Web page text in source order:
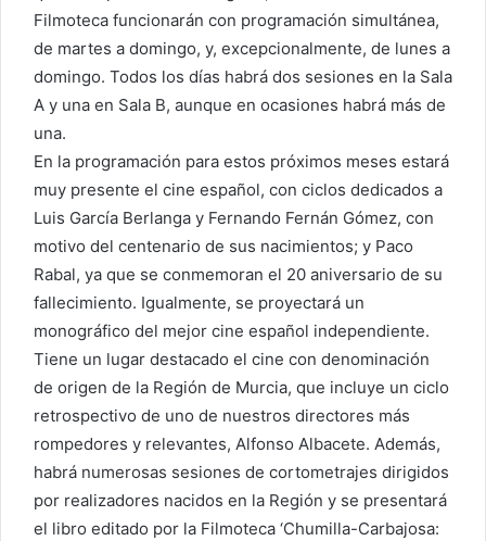
Filmoteca funcionarán con programación simultánea,
de martes a domingo, y, excepcionalmente, de lunes a
domingo. Todos los días habrá dos sesiones en la Sala
A y una en Sala B, aunque en ocasiones habrá más de
una.
En la programación para estos próximos meses estará
muy presente el cine español, con ciclos dedicados a
Luis García Berlanga y Fernando Fernán Gómez, con
motivo del centenario de sus nacimientos; y Paco
Rabal, ya que se conmemoran el 20 aniversario de su
fallecimiento. Igualmente, se proyectará un
monográfico del mejor cine español independiente.
Tiene un lugar destacado el cine con denominación
de origen de la Región de Murcia, que incluye un ciclo
retrospectivo de uno de nuestros directores más
rompedores y relevantes, Alfonso Albacete. Además,
habrá numerosas sesiones de cortometrajes dirigidos
por realizadores nacidos en la Región y se presentará
el libro editado por la Filmoteca ‘Chumilla-Carbajosa: